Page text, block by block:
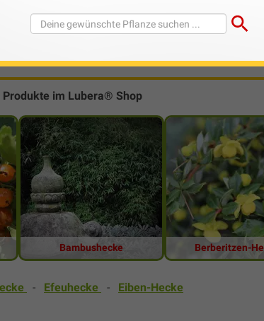
– sprich: eine
auf die Idee, ihrenZaun mit Pflanzen
Produkte im Lubera® Shop
Bambushecke Berberitzen-
- Efeuhecke - Eiben-Hecke